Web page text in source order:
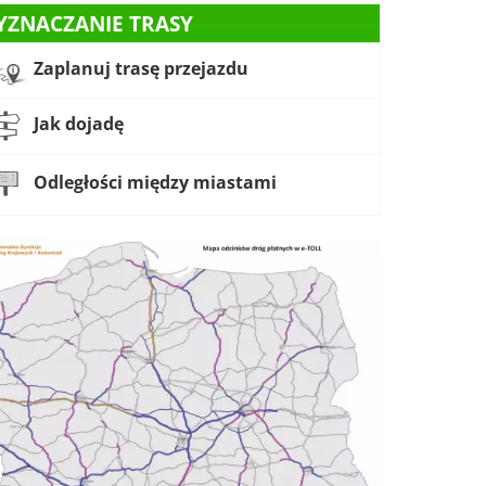
TRASY
Zaplanuj trasę przejazdu
Jak dojadę
Odległości między miastami